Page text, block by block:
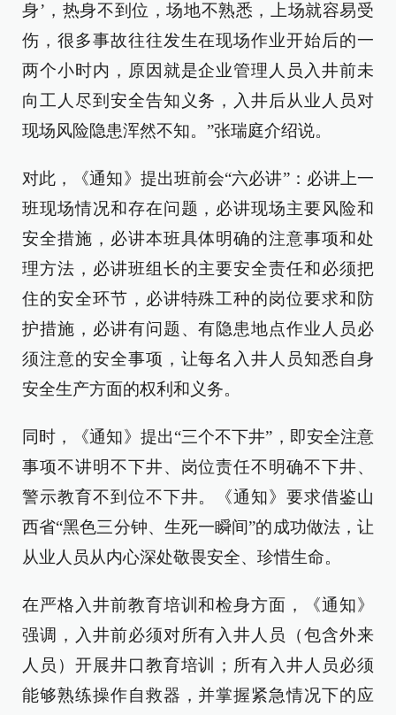
身’，热身不到位，场地不熟悉，上场就容易受
伤，很多事故往往发生在现场作业开始后的一
两个小时内，原因就是企业管理人员入井前未
向工人尽到安全告知义务，入井后从业人员对
现场风险隐患浑然不知。”张瑞庭介绍说。
对此，《通知》提出班前会“六必讲”：必讲上一
班现场情况和存在问题，必讲现场主要风险和
安全措施，必讲本班具体明确的注意事项和处
理方法，必讲班组长的主要安全责任和必须把
住的安全环节，必讲特殊工种的岗位要求和防
护措施，必讲有问题、有隐患地点作业人员必
须注意的安全事项，让每名入井人员知悉自身
安全生产方面的权利和义务。
同时，《通知》提出“三个不下井”，即安全注意
事项不讲明不下井、岗位责任不明确不下井、
警示教育不到位不下井。《通知》要求借鉴山
西省“黑色三分钟、生死一瞬间”的成功做法，让
从业人员从内心深处敬畏安全、珍惜生命。
在严格入井前教育培训和检身方面，《通知》
强调，入井前必须对所有入井人员（包含外来
人员）开展井口教育培训；所有入井人员必须
能够熟练操作自救器，并掌握紧急情况下的应